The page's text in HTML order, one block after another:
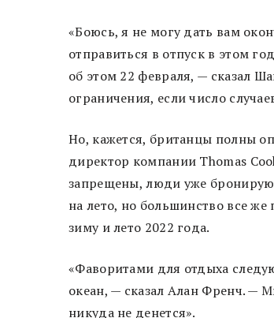
«Боюсь, я не могу дать вам
отправиться в отпуск в этом
об этом 22 февраля, — сказал
ограничения, если число
Но, кажется, британцы полны
директор компании Thomas
запрещены, люди уже
на лето, но большинство все
зиму и лето 2022 года.
«Фаворитами для отдыха
океан, — сказал Алан Френч. —
никуда не денется».